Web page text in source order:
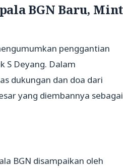
BGN Baru,
penggantian
S Deyang. Dalam
dukungan dan doa dari
yang diembannya sebagai
BGN disampaikan oleh